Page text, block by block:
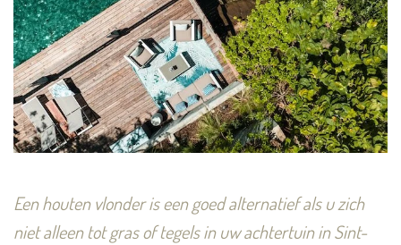
Een houten vlonder is een goed alternatief als u zich
niet alleen tot gras of tegels in uw achtertuin in Sint-